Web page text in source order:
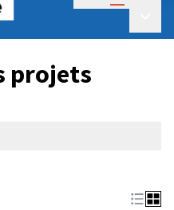
projets